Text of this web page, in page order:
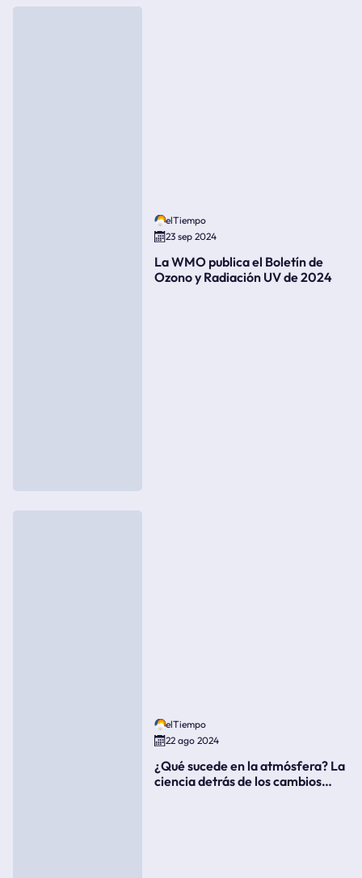
elTiempo
23 sep 2024
La WMO publica el Boletín de
Ozono y Radiación UV de 2024
elTiempo
22 ago 2024
¿Qué sucede en la atmósfera? La
ciencia detrás de los cambios